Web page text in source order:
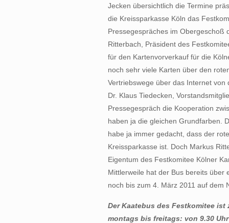
Jecken übersichtlich die Termine
die Kreissparkasse Köln das
Pressegespräches im Obergeschoß
Ritterbach, Präsident des
für den Kartenvorverkauf für die
noch sehr viele Karten über den
Vertriebswege über das Internet
Dr. Klaus Tiedecken,
Pressegespräch die Kooperation
haben ja die gleichen Grundfarben.
habe ja immer gedacht, dass der
Kreissparkasse ist. Doch Markus
Eigentum des Festkomitee Kölner
Mittlerweile hat der Bus bereits über
noch bis zum 4. März 2011 auf dem
Der Kaatebus des Festkomitee
montags bis freitags: von 9.30